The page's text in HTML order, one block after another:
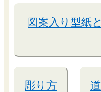
図案入り型紙
彫り方